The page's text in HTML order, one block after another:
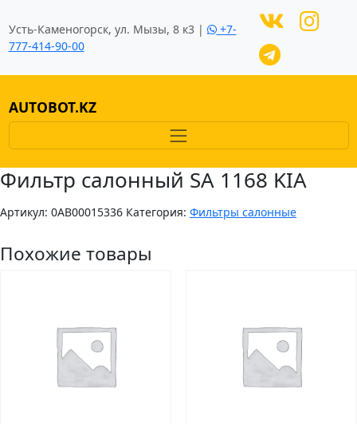
Усть-Каменогорск, ул. Мызы, 8 к3 |
+7-
777-414-90-00
AUTOBOT.KZ
Фильтр салонный SA 1168 KIA
Артикул: 0AB00015336 Категория: Фильтры салонные
Похожие товары